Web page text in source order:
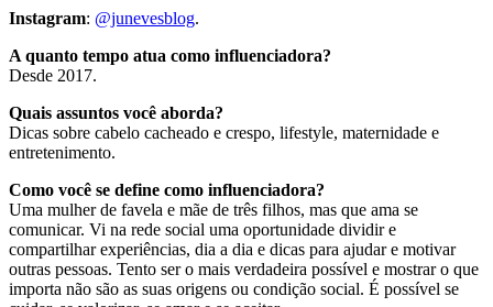
Instagram: @junevesblog.
A quanto tempo atua como influenciadora?
Desde 2017.
Quais assuntos você aborda?
Dicas sobre cabelo cacheado e crespo, lifestyle, maternidade e
entretenimento.
Como você se define como influenciadora?
Uma mulher de favela e mãe de três filhos, mas que ama se
comunicar. Vi na rede social uma oportunidade dividir e
compartilhar experiências, dia a dia e dicas para ajudar e motivar
outras pessoas. Tento ser o mais verdadeira possível e mostrar o que
importa não são as suas origens ou condição social. É possível se